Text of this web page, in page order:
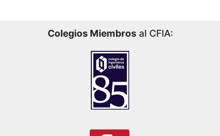
Colegios Miembros al CFIA: